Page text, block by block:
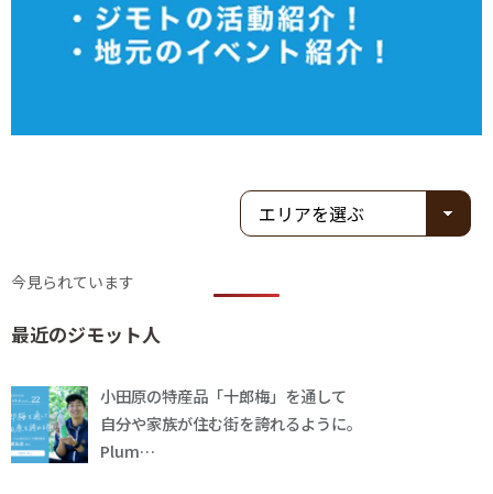
今見られています
最近のジモット人
小田原の特産品「十郎梅」を通して
自分や家族が住む街を誇れるように。
Plum…